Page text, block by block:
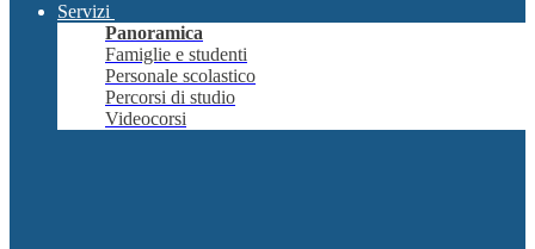
Servizi
Panoramica
Famiglie e studenti
Personale scolastico
Percorsi di studio
Videocorsi